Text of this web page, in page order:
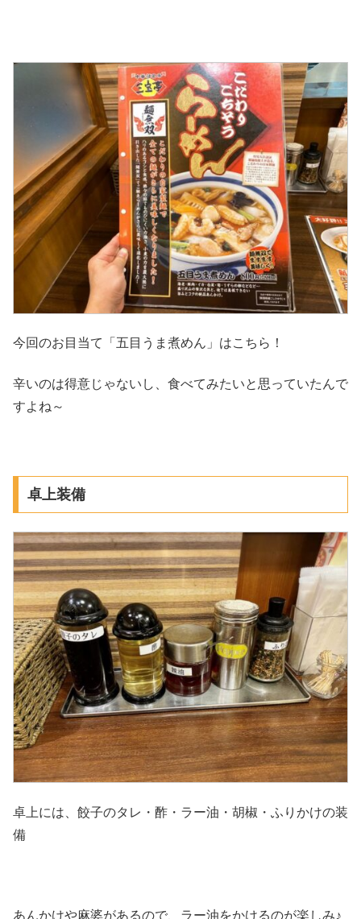
今回のお目当て「五目うま煮めん」はこちら！
辛いのは得意じゃないし、食べてみたいと思っていたんで
すよね～
卓上装備
卓上には、餃子のタレ・酢・ラー油・胡椒・ふりかけの装
備
あんかけや麻婆があるので、ラー油をかけるのが楽しみ♪